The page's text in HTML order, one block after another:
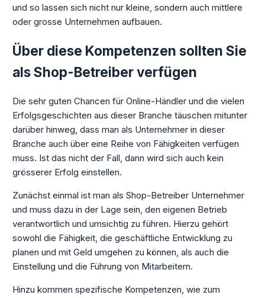
und so lassen sich nicht nur kleine, sondern auch mittlere
oder grosse Unternehmen aufbauen.
Über diese Kompetenzen sollten Sie
als Shop-Betreiber verfügen
Die sehr guten Chancen für Online-Händler und die vielen
Erfolgsgeschichten aus dieser Branche täuschen mitunter
darüber hinweg, dass man als Unternehmer in dieser
Branche auch über eine Reihe von Fähigkeiten verfügen
muss. Ist das nicht der Fall, dann wird sich auch kein
grösserer Erfolg einstellen.
Zunächst einmal ist man als Shop-Betreiber Unternehmer
und muss dazu in der Lage sein, den eigenen Betrieb
verantwortlich und umsichtig zu führen. Hierzu gehört
sowohl die Fähigkeit, die geschäftliche Entwicklung zu
planen und mit Geld umgehen zu können, als auch die
Einstellung und die Führung von Mitarbeitern.
Hinzu kommen spezifische Kompetenzen, wie zum